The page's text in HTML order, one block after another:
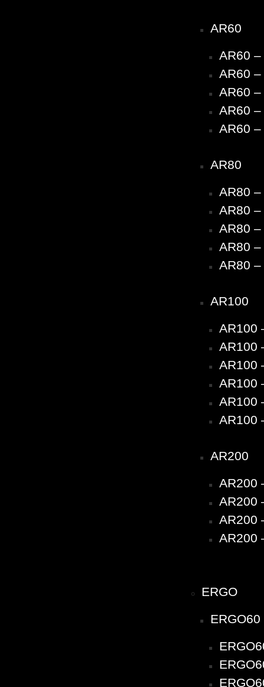
AR60
AR60
AR60
AR60
AR60
AR60
AR80
AR80
AR80
AR80
AR80
AR80
AR100
AR100
AR100
AR100
AR100
AR100
AR100
AR200
AR200
AR200
AR200
AR200
ERGO
ERGO60